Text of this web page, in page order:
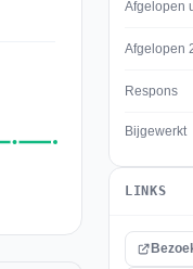
Afgelopen
Afgelopen
Respons
Bijgewerkt
LINKS